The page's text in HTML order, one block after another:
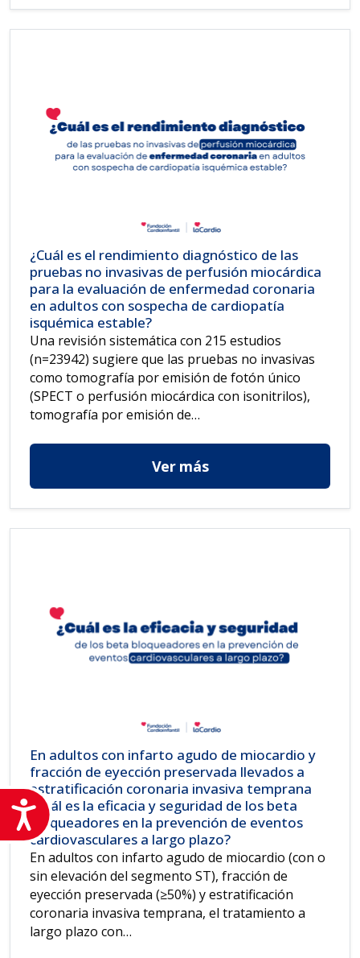
Accesibilidad
¿Cuál es el rendimiento diagnóstico de las
pruebas no invasivas de perfusión miocárdica
para la evaluación de enfermedad coronaria
en adultos con sospecha de cardiopatía
isquémica estable?
Una revisión sistemática con 215 estudios
(n=23942) sugiere que las pruebas no invasivas
como tomografía por emisión de fotón único
(SPECT o perfusión miocárdica con isonitrilos),
tomografía por emisión de…
Ver más
En adultos con infarto agudo de miocardio y
fracción de eyección preservada llevados a
estratificación coronaria invasiva temprana
¿cuál es la eficacia y seguridad de los beta
bloqueadores en la prevención de eventos
cardiovasculares a largo plazo?
En adultos con infarto agudo de miocardio (con o
sin elevación del segmento ST), fracción de
eyección preservada (≥50%) y estratificación
coronaria invasiva temprana, el tratamiento a
largo plazo con…